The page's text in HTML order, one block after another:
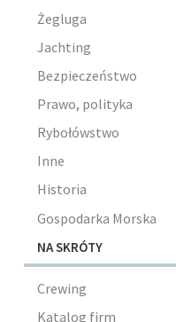
Żegluga
Jachting
Bezpieczeństwo
Prawo, polityka
Rybołówstwo
Inne
Historia
Gospodarka Morska
NA SKRÓTY
Crewing
Katalog firm